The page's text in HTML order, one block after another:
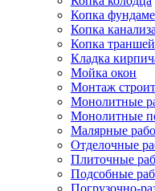
Копка
Копка
Копка траншей
Кладка
Мойка окон
Монтаж
Монолитные
Монолитные
Малярные
Отделочные
Плиточные
Подсобные
Погрузочно-